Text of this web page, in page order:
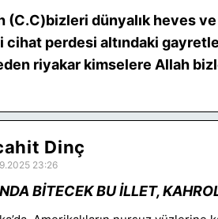
(C.C)bizleri dünyalık heves ve
cihat perdesi altındaki
riyakar kimselere Allah
Dinç
23:26
BİTECEK BU İLLET,